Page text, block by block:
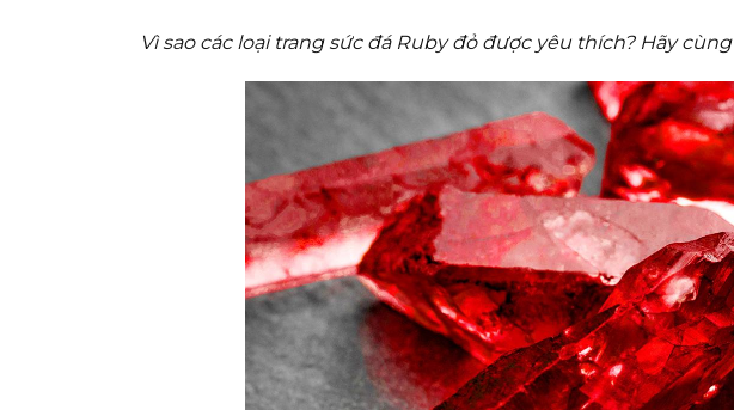
Vì sao các loại trang sức đá Ruby đỏ được yêu thích? Hãy cùng